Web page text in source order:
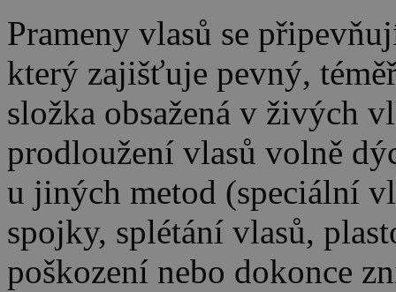
Prameny vlasů se
který zajišťuje pevný,
složka obsažená v živých
prodloužení vlasů volně
u jiných metod (speciální
spojky, splétání vlasů,
poškození nebo dokonce